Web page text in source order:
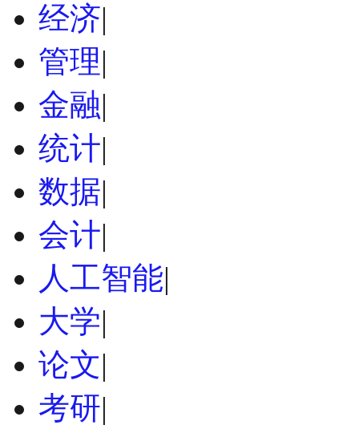
经济|
管理|
金融|
统计|
数据|
会计|
人工智能|
大学|
论文|
考研|